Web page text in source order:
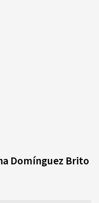
Domínguez Brito